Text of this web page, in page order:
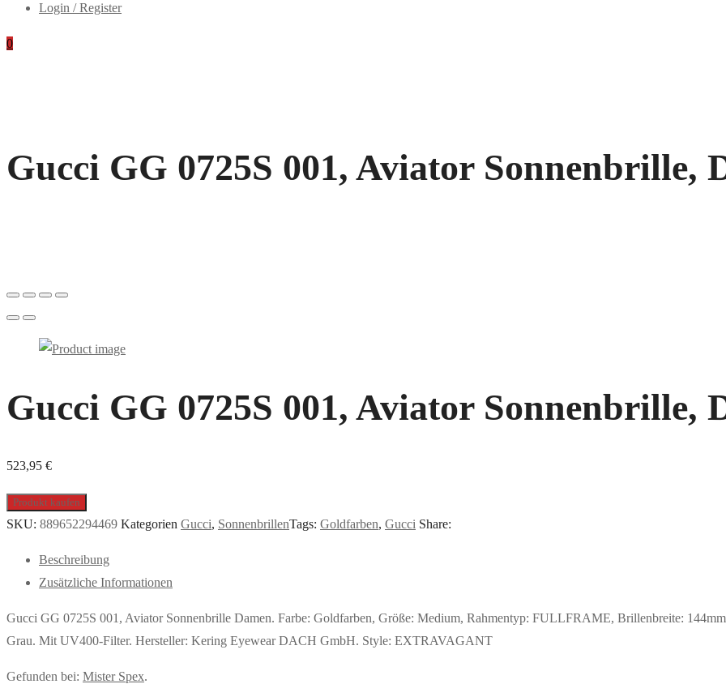
Login / Register
0
Gucci GG 0725S 001, Aviator Sonnenbrille,
Gucci GG 0725S 001, Aviator Sonnenbrille,
523,95 €
Produkt kaufen
SKU: 889652294469 Kategorien Gucci, SonnenbrillenTags: Goldfarben, Gucci Share:
Beschreibung
Zusätzliche Informationen
Gucci GG 0725S 001, Aviator Sonnenbrille Damen. Farbe: Goldfarben, Größe: Medium, Rahmentyp: FULLFRAME, Brillenbreite:
Grau. Mit UV400-Filter. Hersteller: Kering Eyewear DACH GmbH. Style: EXTRAVAGANT
Gefunden bei: Mister Spex.